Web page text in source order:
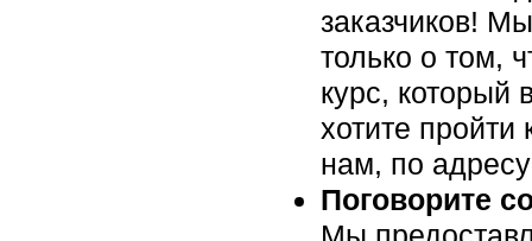
заказчиков!
только о том,
курс, который
хотите
нам, по
Поговорите